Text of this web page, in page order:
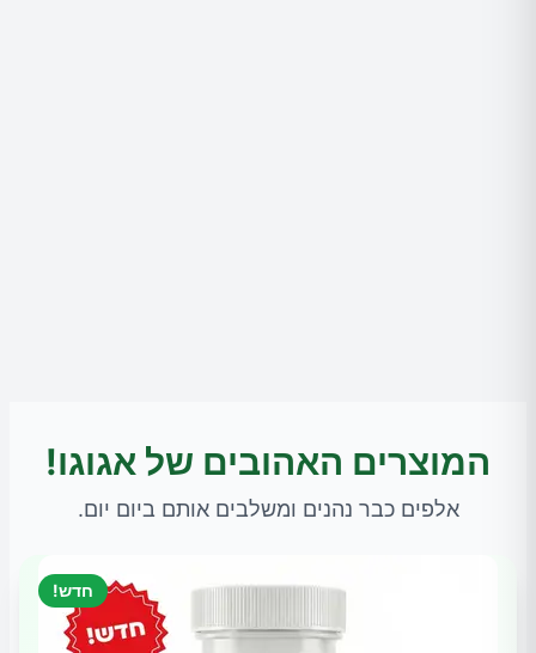
המוצרים האהובים של אגוגו!
אלפים כבר נהנים ומשלבים אותם ביום יום.
חדש!